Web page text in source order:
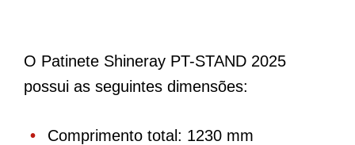
O Patinete Shineray PT-STAND 2025
possui as seguintes dimensões:
Comprimento total: 1230 mm